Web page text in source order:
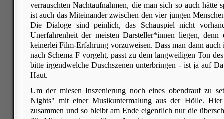
verrauschten Nachtaufnahmen, die man sich so auch hätte
ist auch das Miteinander zwischen den vier jungen
Die Dialoge sind peinlich, das Schauspiel nicht
Unerfahrenheit der meisten Darsteller*innen liegen, denn
keinerlei Film-Erfahrung vorzuweisen. Dass man dann auch
nach Schema F vorgeht, passt zu dem langweiligen Ton
bitte irgendwelche Duschszenen unterbringen - ist ja auf
Haut.
Um der miesen Inszenierung noch eines obendrauf zu
Nights" mit einer Musikuntermalung aus der Hölle.
zusammen und so bleibt am Ende eigentlich nur die